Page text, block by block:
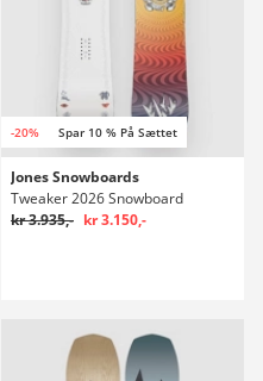
-20% Spar 10 % På Sættet
Jones Snowboards
Tweaker 2026 Snowboard
kr 3.935,- kr 3.150,-